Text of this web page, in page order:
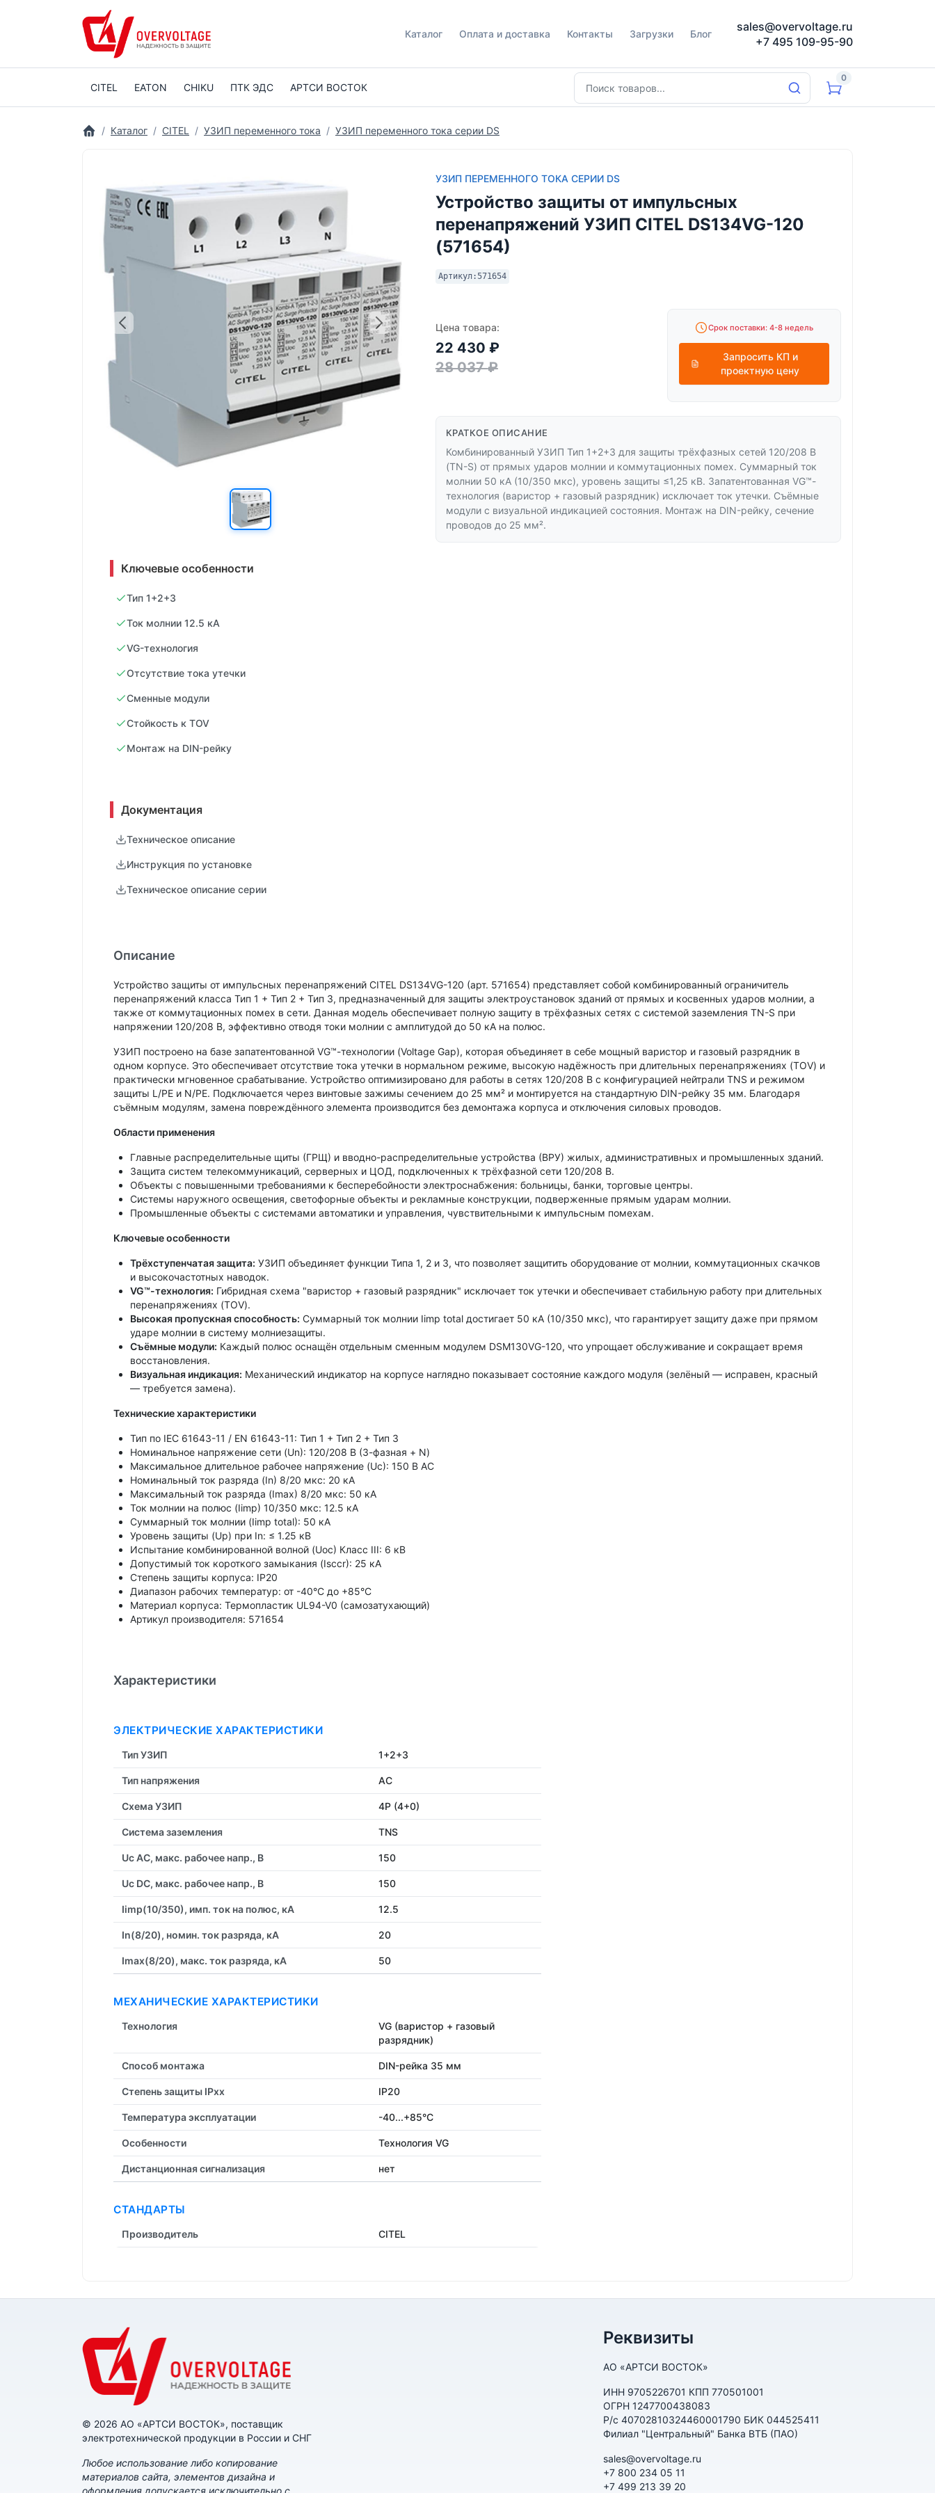
Каталог Оплата и доставка Контакты Загрузки Блог
sales@overvoltage.ru
+7 495 109-95-90
CITEL EATON CHIKU ПТК ЭДС АРТСИ ВОСТОК
0
Каталог CITEL УЗИП переменного тока УЗИП переменного тока серии DS
Ключевые особенности
Тип 1+2+3
Ток молнии 12.5 кА
VG-технология
Отсутствие тока утечки
Сменные модули
Стойкость к TOV
Монтаж на DIN-рейку
Документация
Техническое описание
Инструкция по установке
Техническое описание серии
УЗИП ПЕРЕМЕННОГО ТОКА СЕРИИ DS
Устройство защиты от импульсных
перенапряжений УЗИП CITEL DS134VG-120
(571654)
Артикул:571654
Цена товара:
22 430 ₽
28 037₽
Срок поставки: 4-8 недель
Запросить КП и
проектную цену
КРАТКОЕ ОПИСАНИЕ
Комбинированный УЗИП Тип 1+2+3 для защиты трёхфазных сетей 120/208 В
(TN-S) от прямых ударов молнии и коммутационных помех. Суммарный ток
молнии 50 кА (10/350 мкс), уровень защиты ≤1,25 кВ. Запатентованная VG™-
технология (варистор + газовый разрядник) исключает ток утечки. Съёмные
модули с визуальной индикацией состояния. Монтаж на DIN-рейку, сечение
проводов до 25 мм².
Описание
Устройство защиты от импульсных перенапряжений CITEL DS134VG-120 (арт. 571654) представляет собой комбинированный ограничитель
перенапряжений класса Тип 1 + Тип 2 + Тип 3, предназначенный для защиты электроустановок зданий от прямых и косвенных ударов молнии, а
также от коммутационных помех в сети. Данная модель обеспечивает полную защиту в трёхфазных сетях с системой заземления TN-S при
напряжении 120/208 В, эффективно отводя токи молнии с амплитудой до 50 кА на полюс.
УЗИП построено на базе запатентованной VG™-технологии (Voltage Gap), которая объединяет в себе мощный варистор и газовый разрядник в
одном корпусе. Это обеспечивает отсутствие тока утечки в нормальном режиме, высокую надёжность при длительных перенапряжениях (TOV) и
практически мгновенное срабатывание. Устройство оптимизировано для работы в сетях 120/208 В с конфигурацией нейтрали TNS и режимом
защиты L/PE и N/PE. Подключается через винтовые зажимы сечением до 25 мм² и монтируется на стандартную DIN-рейку 35 мм. Благодаря
съёмным модулям, замена повреждённого элемента производится без демонтажа корпуса и отключения силовых проводов.
Области применения
Главные распределительные щиты (ГРЩ) и вводно-распределительные устройства (ВРУ) жилых, административных и промышленных зданий.
Защита систем телекоммуникаций, серверных и ЦОД, подключенных к трёхфазной сети 120/208 В.
Объекты с повышенными требованиями к бесперебойности электроснабжения: больницы, банки, торговые центры.
Системы наружного освещения, светофорные объекты и рекламные конструкции, подверженные прямым ударам молнии.
Промышленные объекты с системами автоматики и управления, чувствительными к импульсным помехам.
Ключевые особенности
Трёхступенчатая защита: УЗИП объединяет функции Типа 1, 2 и 3, что позволяет защитить оборудование от молнии, коммутационных скачков
и высокочастотных наводок.
VG™-технология: Гибридная схема "варистор + газовый разрядник" исключает ток утечки и обеспечивает стабильную работу при длительных
перенапряжениях (TOV).
Высокая пропускная способность: Суммарный ток молнии Iimp total достигает 50 кА (10/350 мкс), что гарантирует защиту даже при прямом
ударе молнии в систему молниезащиты.
Съёмные модули: Каждый полюс оснащён отдельным сменным модулем DSM130VG-120, что упрощает обслуживание и сокращает время
восстановления.
Визуальная индикация: Механический индикатор на корпусе наглядно показывает состояние каждого модуля (зелёный — исправен, красный
— требуется замена).
Технические характеристики
Тип по IEC 61643-11 / EN 61643-11: Тип 1 + Тип 2 + Тип 3
Номинальное напряжение сети (Un): 120/208 В (3-фазная + N)
Максимальное длительное рабочее напряжение (Uc): 150 В AC
Номинальный ток разряда (In) 8/20 мкс: 20 кА
Максимальный ток разряда (Imax) 8/20 мкс: 50 кА
Ток молнии на полюс (Iimp) 10/350 мкс: 12.5 кА
Суммарный ток молнии (Iimp total): 50 кА
Уровень защиты (Up) при In: ≤ 1.25 кВ
Испытание комбинированной волной (Uoc) Класс III: 6 кВ
Допустимый ток короткого замыкания (Isccr): 25 кА
Степень защиты корпуса: IP20
Диапазон рабочих температур: от -40°C до +85°C
Материал корпуса: Термопластик UL94-V0 (самозатухающий)
Артикул производителя: 571654
Характеристики
ЭЛЕКТРИЧЕСКИЕ ХАРАКТЕРИСТИКИ
Тип УЗИП 1+2+3
Тип напряжения AC
Схема УЗИП 4P (4+0)
Система заземления TNS
Uc AC, макс. рабочее напр., В 150
Uc DC, макс. рабочее напр., В 150
Iimp(10/350), имп. ток на полюс, кА 12.5
In(8/20), номин. ток разряда, кА 20
Imax(8/20), макс. ток разряда, кА 50
МЕХАНИЧЕСКИЕ ХАРАКТЕРИСТИКИ
Технология
VG (варистор + газовый
разрядник)
Способ монтажа DIN-рейка 35 мм
Степень защиты IPxx IP20
Температура эксплуатации -40...+85°C
Особенности Технология VG
Дистанционная cигнализация нет
СТАНДАРТЫ
Производитель CITEL
© 2026 АО «АРТСИ ВОСТОК», поставщик
электротехнической продукции в России и СНГ
Любое использование либо копирование
материалов сайта, элементов дизайна и
оформления допускается исключительно с
Реквизиты
АО «АРТСИ ВОСТОК»
ИНН 9705226701 КПП 770501001
ОГРН 1247700438083
Р/с 40702810324460001790 БИК 044525411
Филиал "Центральный" Банка ВТБ (ПАО)
sales@overvoltage.ru
+7 800 234 05 11
+7 499 213 39 20